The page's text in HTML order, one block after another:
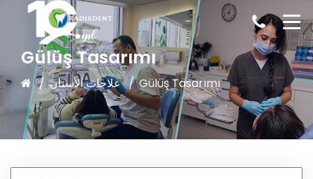
Gülüş Tasarımı
علاجات الأسنان Gülüş Tasarımı